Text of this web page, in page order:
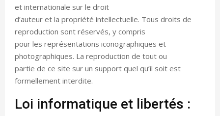
et internationale sur le droit
d’auteur et la propriété intellectuelle. Tous droits de
reproduction sont réservés, y compris
pour les représentations iconographiques et
photographiques. La reproduction de tout ou
partie de ce site sur un support quel qu’il soit est
formellement interdite.
Loi informatique et libertés :